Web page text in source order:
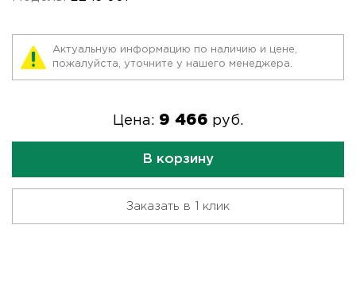
Актуальную информацию по наличию и цене,
пожалуйста, уточните у нашего менеджера.
Цена: 9 466 руб.
В корзину
Заказать в 1 клик